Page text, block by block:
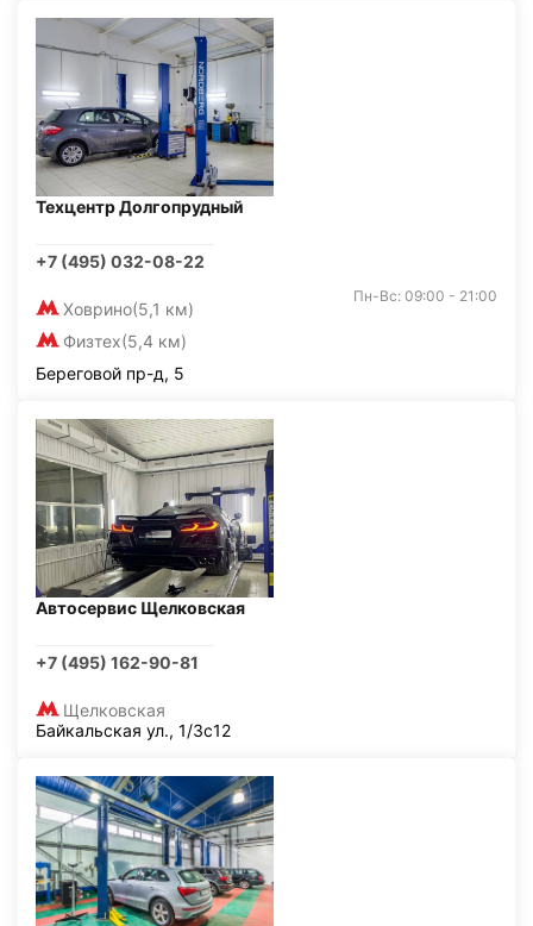
Техцентр Долгопрудный
+7 (495) 032-08-22
Ховрино(5,1 км)
Физтех(5,4 км)
Пн-Вс: 09:00 - 21:00
Береговой пр-д, 5
Автосервис Щелковская
+7 (495) 162-90-81
Щелковская
Байкальская ул., 1/3с12